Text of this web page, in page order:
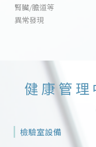
腎臟/膽道等
異常發現
健康管
檢驗室設備